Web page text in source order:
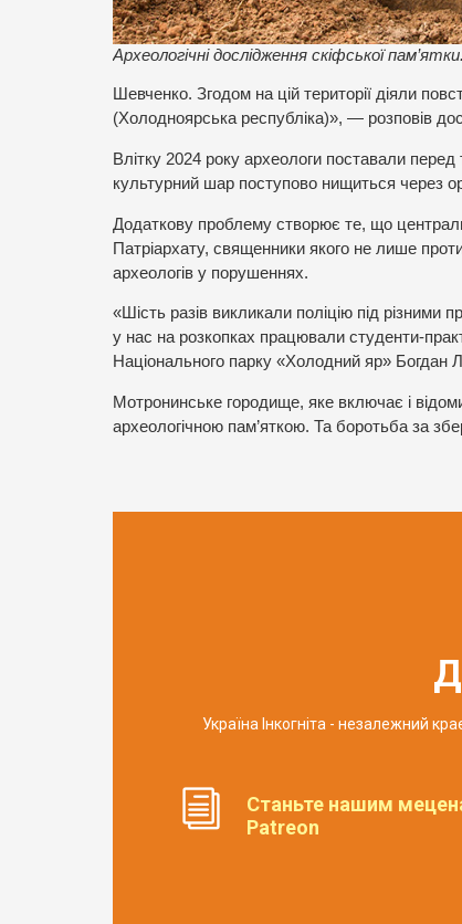
Археологічні дослідження скіфської
Шевченко. Згодом на цій території діяли
(Холодноярська республіка)», — розповів
Влітку 2024 року археологи поставали
культурний шар поступово нищиться через
Додаткову проблему створює те, що
Патріархату, священники якого не лише
археологів у порушеннях.
«Шість разів викликали поліцію під
у нас на розкопках працювали студенти-
Національного парку «Холодний яр» Богдан
Мотронинське городище, яке включає і
археологічною пам’яткою. Та боротьба за
Україна Інкогніта - незалежний
Станьте нашим
Patreon